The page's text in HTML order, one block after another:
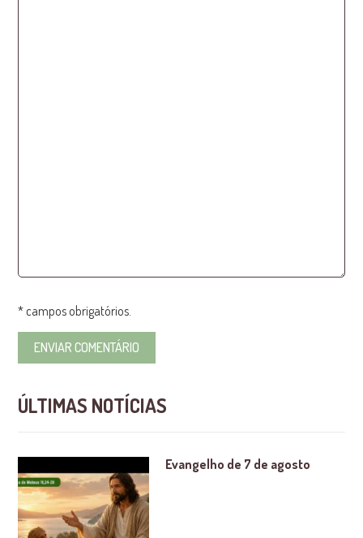
* campos obrigatórios.
ÚLTIMAS NOTÍCIAS
Evangelho de 7 de agosto